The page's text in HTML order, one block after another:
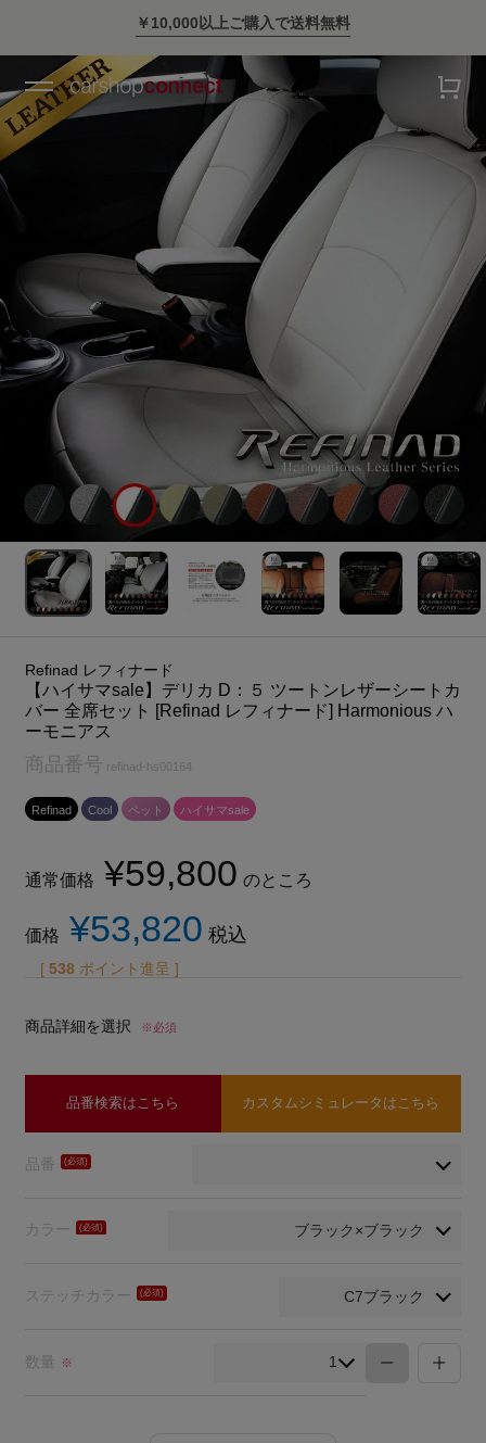
￥10,000以上ご購入で送料無料
Refinad レフィナード
【ハイサマsale】デリカ D：５ ツートンレザーシートカ
バー 全席セット [Refinad レフィナード] Harmonious ハ
ーモニアス
商品番号 refinad-hs00164
Refinad Cool ペット ハイサマsale
通常価格 ¥59,800 のところ
価格 ¥53,820 税込
[ 538 ポイント進呈 ]
商品詳細を選択 ※必須
品番検索はこちら カスタムシミュレータはこちら
品番
カラー
ステッチカラー
数量 ※